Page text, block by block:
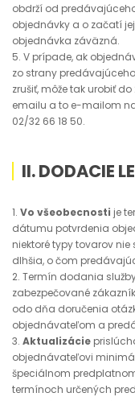
obdrží od
objednávky a o začatí
objednávka záväzná.
5. V prípade, ak
zo strany
zrušiť, môže tak urobiť
emailu a to e-mailom
02/32 66 18 50.
II. DODACIE
1. Vo všeobecnosti je
dátumu potvrdenia
niektoré typy tovarov
dlhšia, o čom
2. Termín dodania
zabezpečované
odo dňa doručenia
objednávateľom a
3. Aktualizácie
objednávateľovi
špeciálnom
termínoch určených